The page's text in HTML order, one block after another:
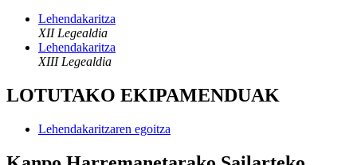
Lehendakaritza
XII Legealdia
Lehendakaritza
XIII Legealdia
LOTUTAKO EKIPAMENDUAK
Lehendakaritzaren egoitza